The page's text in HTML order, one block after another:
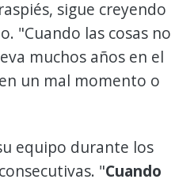
sigue creyendo
"Cuando las cosas no
muchos años en el
un mal momento o
equipo durante los
"Cuando